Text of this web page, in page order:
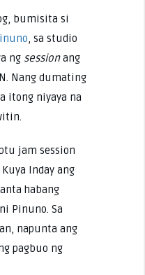
bumisita si
, sa studio
ng sessionang
Nang dumating
itong niyaya na
jam session
Inday ang
habang
Pinuno. Sa
napunta ang
pagbuo ng